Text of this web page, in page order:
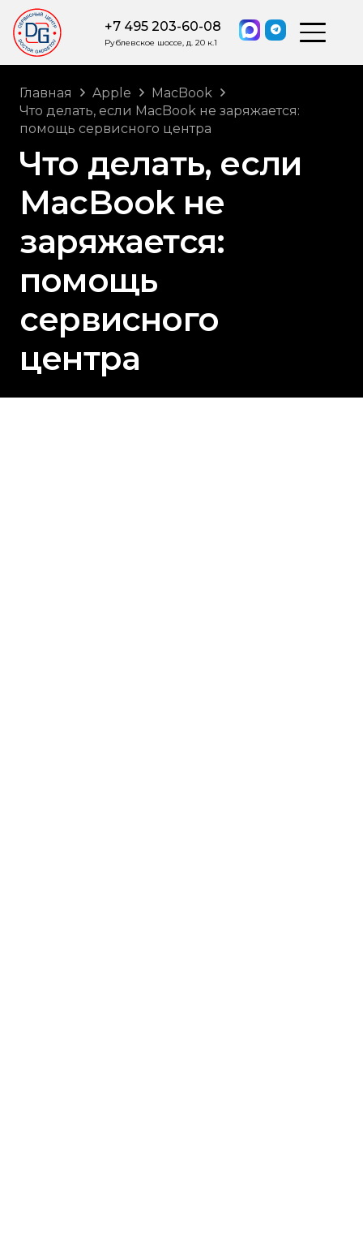
+7 495 203-60-08
Рублевское шоссе, д. 20 к.1
Главная Apple
MacBook
Что делать, если MacBook не заряжается:
помощь сервисного центра
Что делать, если
MacBook не
заряжается:
помощь
сервисного
центра